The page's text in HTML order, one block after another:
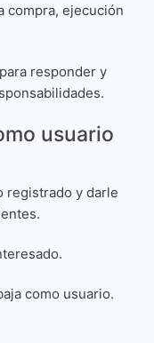
compra, ejecución
responder y
usuario
registrado y darle
como usuario.